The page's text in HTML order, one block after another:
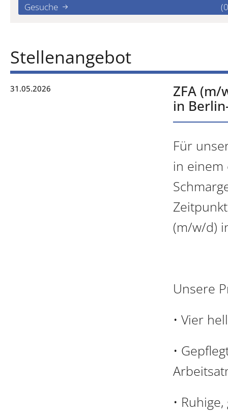
Gesuche
Stellenangebot
31.05.2026
ZFA
in
Für
in einem
(m/w/d)
Unsere
• Vier
•
•